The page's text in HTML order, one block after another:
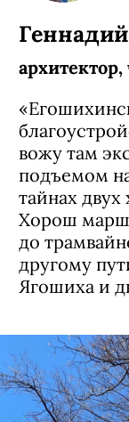
вожу там
подъемом
тайнах
Хорош
до
другому
Ягошиха и